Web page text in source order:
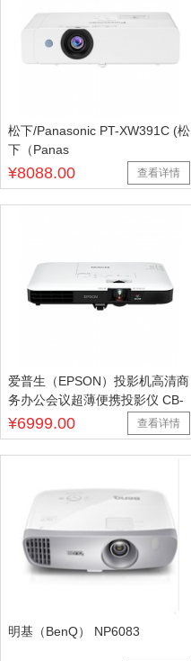
松下/Panasonic PT-XW391C (松
下（Panas
¥8088.00 查看详情
爱普生（EPSON）投影机高清商
务办公会议超薄便携投影仪 CB-
¥6999.00 查看详情
明基（BenQ） NP6083